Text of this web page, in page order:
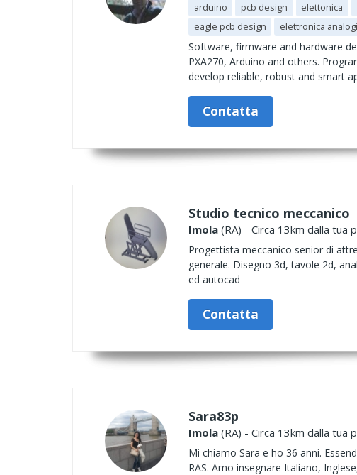
arduino pcb design elettonica
eagle pcb design
elettronica
Software, firmware and hardware
PXA270, Arduino and others.
develop reliable, robust and smart
Contatta
Studio tecnico meccanico
Imola (RA) - Circa 13km dalla tua
Progettista meccanico senior di
generale. Disegno 3d, tavole 2d,
ed autocad
Contatta
Sara83p
Imola (RA) - Circa 13km dalla tua
Mi chiamo Sara e ho 36 anni.
RAS. Amo insegnare Italiano,